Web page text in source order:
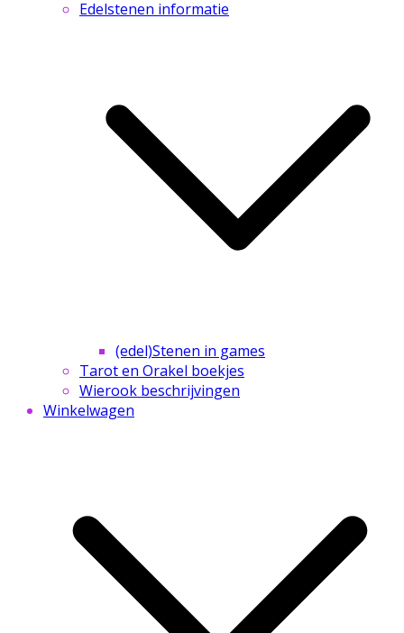
Edelstenen informatie
(edel)Stenen in games
Tarot en Orakel boekjes
Wierook beschrijvingen
Winkelwagen